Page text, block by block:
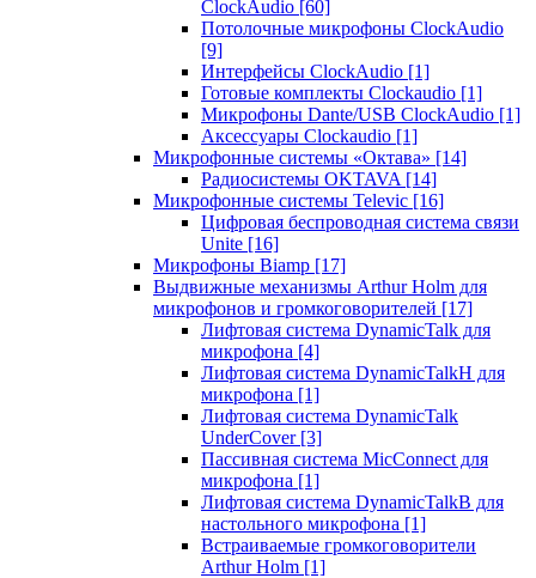
ClockAudio [60]
Потолочные микрофоны ClockAudio
[9]
Интерфейсы ClockAudio [1]
Готовые комплекты Clockaudio [1]
Микрофоны Dante/USB ClockAudio [1]
Аксессуары Clockaudio [1]
Микрофонные системы «Октава» [14]
Радиосистемы OKTAVA [14]
Микрофонные системы Televic [16]
Цифровая беспроводная система связи
Unite [16]
Микрофоны Biamp [17]
Выдвижные механизмы Arthur Holm для
микрофонов и громкоговорителей [17]
Лифтовая система DynamicTalk для
микрофона [4]
Лифтовая система DynamicTalkH для
микрофона [1]
Лифтовая система DynamicTalk
UnderCover [3]
Пассивная система MicConnect для
микрофона [1]
Лифтовая система DynamicTalkB для
настольного микрофона [1]
Встраиваемые громкоговорители
Arthur Holm [1]